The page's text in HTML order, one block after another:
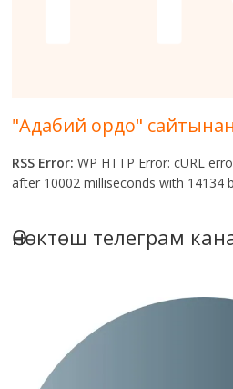
"Адабий ордо"
RSS Error: WP HTTP Error: cURL
after 10002 milliseconds with 14134
Өнөктөш телеграм